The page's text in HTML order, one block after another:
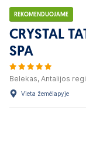
REKOMENDUOJAME
CRYSTAL
SPA
Belekas, Antalijos
Vieta žemėlapyje